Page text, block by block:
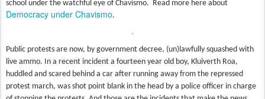
school under the watchful eye of Chavismo. Read more here about
Democracy under Chavismo.
Public protests are now, by government decree, (un)lawfully squashed with
live ammo. In a recent incident a fourteen year old boy, Kluiverth Roa,
huddled and scared behind a car after running away from the repressed
protest march, was shot point blank in the head by a police officer in charge